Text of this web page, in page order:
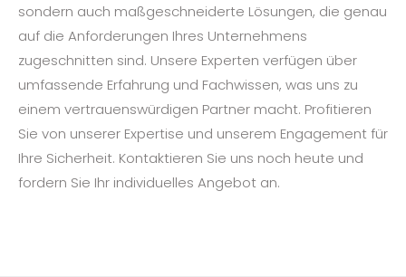
sondern auch maßgeschneiderte Lösungen, die genau
auf die Anforderungen Ihres Unternehmens
zugeschnitten sind. Unsere Experten verfügen über
umfassende Erfahrung und Fachwissen, was uns zu
einem vertrauenswürdigen Partner macht. Profitieren
Sie von unserer Expertise und unserem Engagement für
Ihre Sicherheit. Kontaktieren Sie uns noch heute und
fordern Sie Ihr individuelles Angebot an.